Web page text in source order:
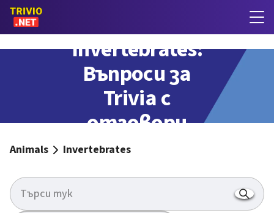
Invertebrates:
Въпроси за
Trivia с
отговори
Animals Invertebrates